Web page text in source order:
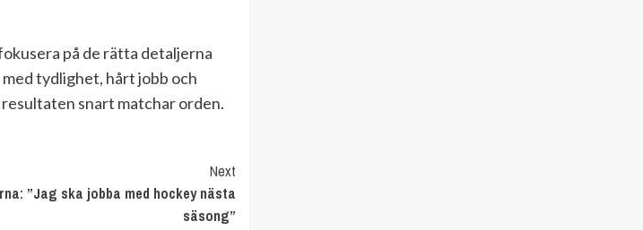
på de rätta detaljerna
tydlighet, hårt jobb och
snart matchar orden.
Next
”Jag ska jobba med hockey nästa
säsong”